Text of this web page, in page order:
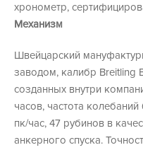
хронометр,
Механизм
Швейцарский
заводом, калибр Breitling
созданных внутри
часов, частота
пк/час, 47 рубинов в
анкерного спуска.